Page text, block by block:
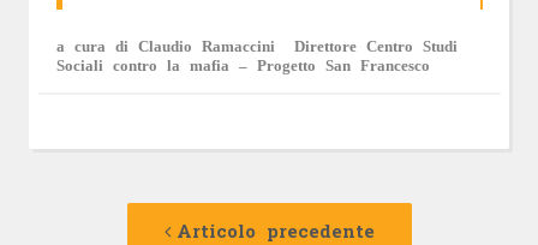
a cura di Claudio Ramaccini Direttore Centro Studi
Sociali contro la mafia – Progetto San Francesco
Navigazione
Articolo precedente
Articolo